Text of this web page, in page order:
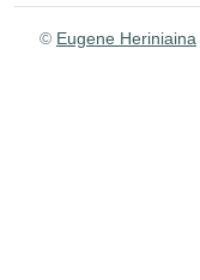
© Eugene Heriniaina